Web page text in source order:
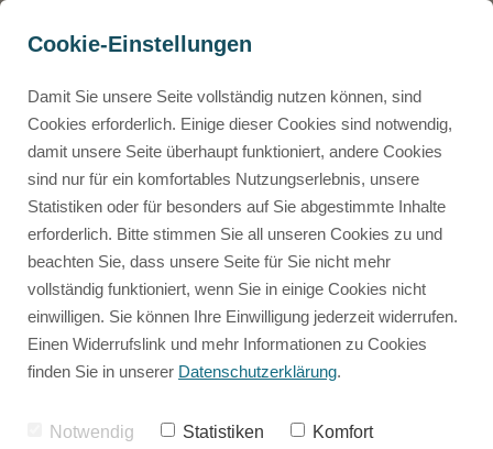
Cookie-Einstellungen
Damit Sie unsere Seite vollständig nutzen können, sind
Cookies erforderlich. Einige dieser Cookies sind notwendig,
damit unsere Seite überhaupt funktioniert, andere Cookies
sind nur für ein komfortables Nutzungserlebnis, unsere
Statistiken oder für besonders auf Sie abgestimmte Inhalte
erforderlich. Bitte stimmen Sie all unseren Cookies zu und
beachten Sie, dass unsere Seite für Sie nicht mehr
vollständig funktioniert, wenn Sie in einige Cookies nicht
einwilligen. Sie können Ihre Einwilligung jederzeit widerrufen.
Einen Widerrufslink und mehr Informationen zu Cookies
finden Sie in unserer Datenschutzerklärung.
Notwendig Statistiken
Komfort